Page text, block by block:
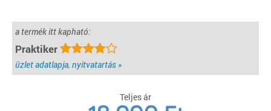
a termék itt kapható:
Praktiker
üzlet adatlapja, nyitvatartás »
Teljes ár